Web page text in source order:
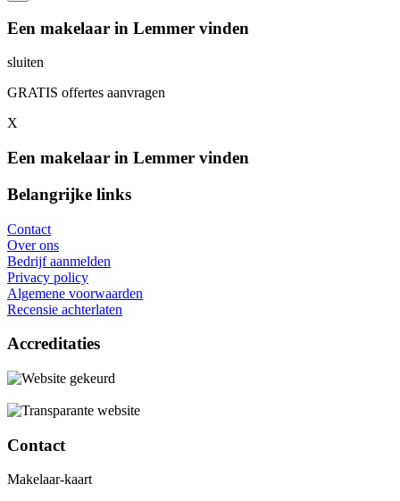
Een makelaar in Lemmer vinden
sluiten
GRATIS offertes aanvragen
X
Een makelaar in Lemmer vinden
Belangrijke links
Contact
Over ons
Bedrijf aanmelden
Privacy policy
Algemene voorwaarden
Recensie achterlaten
Accreditaties
Contact
Makelaar-kaart